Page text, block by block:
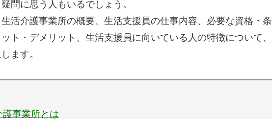
問に思う人もいるでしょう。
活介護事業所の概要、生活支援員の仕事内容、必要な資格・条
ト・デメリット、生活支援員に向いている人の特徴について、
ます。
護事業所とは